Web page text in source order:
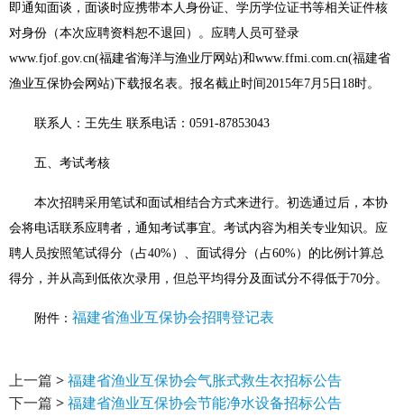
即通知面谈，面谈时应携带本人身份证、学历学位证书等相关证件核
对身份（本次应聘资料恕不退回）。应聘人员可登录
www.fjof.gov.cn(福建省海洋与渔业厅网站)和www.ffmi.com.cn(福建省
渔业互保协会网站)下载报名表。报名截止时间2015年7月 5 日 18时。
联系人：王先生 联系电话： 0591-87853043
五、考试考核
本次招聘采用笔试和面试相结合方式来进行。初选通过后，本协
会将电话联系应聘者，通知考试事宜。考试内容为相关专业知识。应
聘人员按照笔试得分（占40%）、面试得分（占60%）的比例计算总
得分，并从高到低依次录用，但总平均得分及面试分不得低于70分。
附件： 福建省渔业互保协会招聘登记表
上一篇 >福建省渔业互保协会气胀式救生衣招标公告
下一篇 >福建省渔业互保协会节能净水设备招标公告